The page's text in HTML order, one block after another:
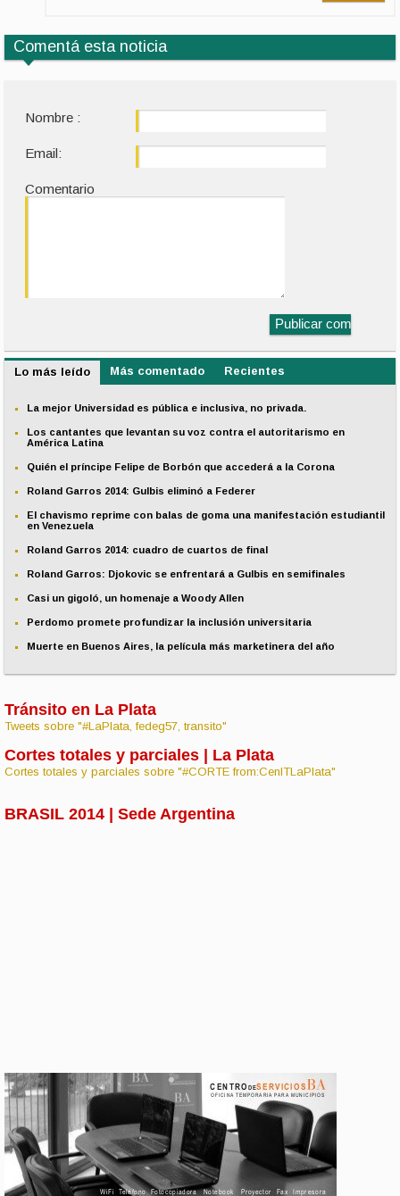
Comentá esta noticia
Nombre :
Email:
Comentario
Lo más leído Más comentado Recientes
La mejor Universidad es pública e inclusiva, no privada.
Los cantantes que levantan su voz contra el autoritarismo en
América Latina
Quién el príncipe Felipe de Borbón que accederá a la Corona
Roland Garros 2014: Gulbis eliminó a Federer
El chavismo reprime con balas de goma una manifestación estudiantil
en Venezuela
Roland Garros 2014: cuadro de cuartos de final
Roland Garros: Djokovic se enfrentará a Gulbis en semifinales
Casi un gigoló, un homenaje a Woody Allen
Perdomo promete profundizar la inclusión universitaria
Muerte en Buenos Aires, la película más marketinera del año
Tránsito en La Plata
Tweets sobre "#LaPlata, fedeg57, transito"
Cortes totales y parciales | La Plata
Cortes totales y parciales sobre "#CORTE from:CenITLaPlata"
BRASIL 2014 | Sede Argentina